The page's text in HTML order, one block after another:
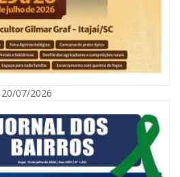
com descontos
20/07/2026